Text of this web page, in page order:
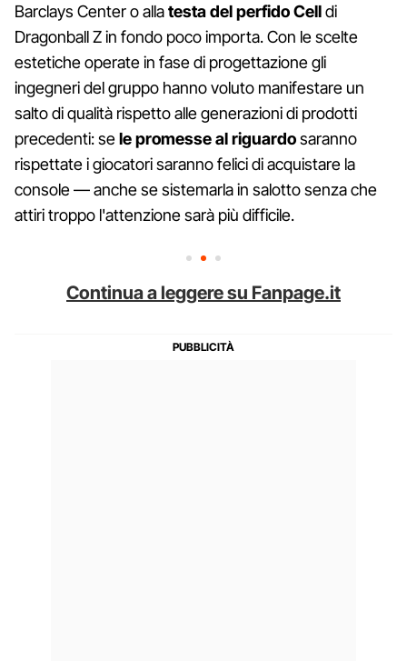
Barclays Center o allatesta del perfido Celldi
Dragonball Z in fondo poco importa. Con le scelte
estetiche operate in fase di progettazione gli
ingegneri del gruppo hanno voluto manifestare un
salto di qualità rispetto alle generazioni di prodotti
precedenti: sele promesse al riguardosaranno
rispettate i giocatori saranno felici di acquistare la
console — anche se sistemarla in salotto senza che
attiri troppo l'attenzione sarà più difficile.
Continua a leggere su Fanpage.it